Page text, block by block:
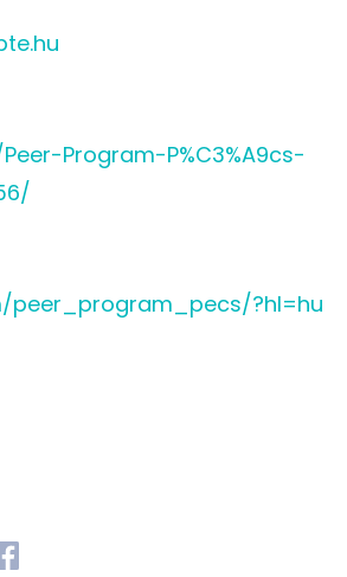
Program-P%C3%A9cs-
peer_program_pecs/?hl=hu